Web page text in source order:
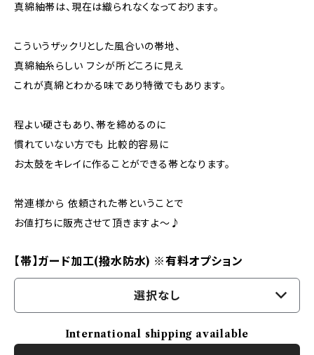
真綿紬帯は、現在は織られなくなっております。
こういうザックリとした風合いの帯地、
真綿紬糸らしい フシが所どころに見え
これが真綿とわかる味であり特徴でもあります。
程よい硬さもあり、帯を締めるのに
慣れていない方でも 比較的容易に
お太鼓をキレイに作ることができる帯となります。
常連様から 依頼された帯ということで
お値打ちに販売させて頂きますよ～♪
【帯】ガード加工(撥水防水) ※有料オプション
選択なし
International shipping available